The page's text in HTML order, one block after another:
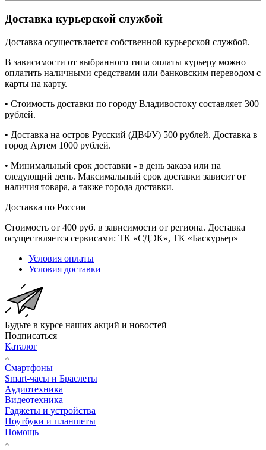
Доставка курьерской службой
Доставка осуществляется собственной курьерской службой.
В зависимости от выбранного типа оплаты курьеру можно
оплатить наличными средствами или банковским переводом с
карты на карту.
• Стоимость доставки по городу Владивостоку составляет 300
рублей.
• Доставка на остров Русский (ДВФУ) 500 рублей. Доставка в
город Артем 1000 рублей.
• Минимальный срок доставки - в день заказа или на
следующий день. Максимальный срок доставки зависит от
наличия товара, а также города доставки.
Доставка по России
Стоимость от 400 руб. в зависимости от региона. Доставка
осуществляется сервисами: ТК «СДЭК», ТК «Баскурьер»
Условия оплаты
Условия доставки
Будьте в курсе наших акций и новостей
Подписаться
Каталог
Смартфоны
Smart-часы и Браслеты
Аудиотехника
Видеотехника
Гаджеты и устройства
Ноутбуки и планшеты
Помощь